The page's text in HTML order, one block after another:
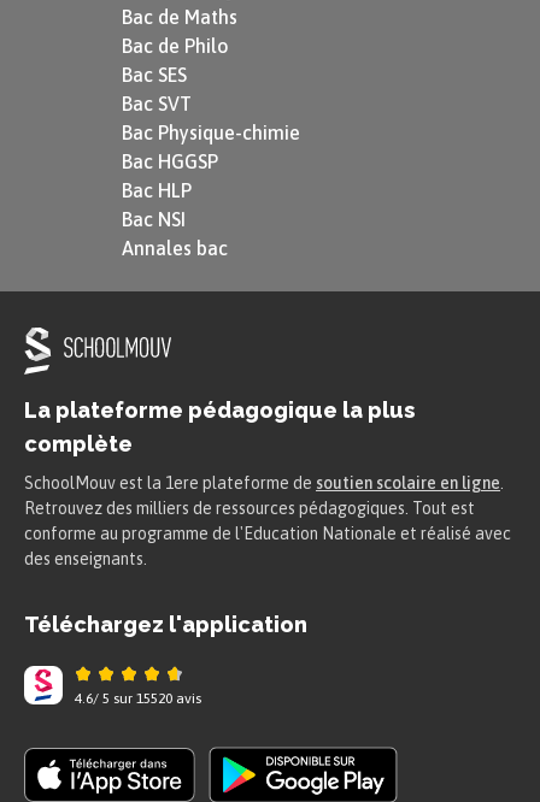
Bac de Maths
Bac de Philo
Bac SES
Bac SVT
Bac Physique-chimie
Bac HGGSP
Bac HLP
Bac NSI
Annales bac
La plateforme pédagogique la plus
complète
SchoolMouv est la 1ere plateforme de soutien scolaire en ligne
Retrouvez des milliers de ressources pédagogiques. Tout est
conforme au programme de l'Education Nationale et réalisé avec
des enseignants.
Téléchargez l'application
4.6/ 5 sur 15520 avis